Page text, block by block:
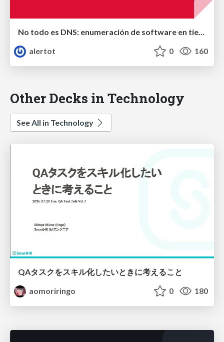
alertot
0 160
Other Decks in Technology
See All in Technology
QAタスクをスキル化したいときに考えること
aomoriringo
0 180